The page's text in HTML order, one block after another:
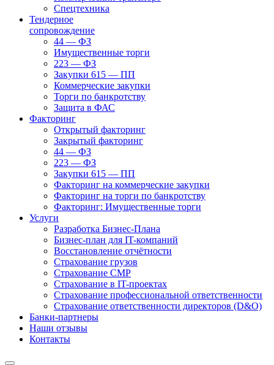
Спецтехника
Тендерное
сопровождение
44 — ФЗ
Имущественные торги
223 — ФЗ
Закупки 615 — ПП
Коммерческие закупки
Торги по банкротству
Защита в ФАС
Факторинг
Открытый факторинг
Закрытый факторинг
44 — ФЗ
223 — ФЗ
Закупки 615 — ПП
Факторинг на коммерческие закупки
Факторинг на торги по банкротству
Факторинг: Имущественные торги
Услуги
Разработка Бизнес-Плана
Бизнес-план для IT-компаний
Восстановление отчётности
Страхование грузов
Страхование СМР
Страхование в IT-проектах
Страхование профессиональной ответственности
Страхование ответственности директоров (D&O)
Банки-партнеры
Наши отзывы
Контакты